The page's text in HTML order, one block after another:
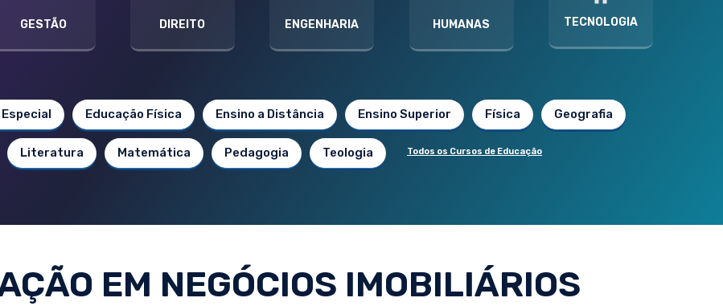
GESTÃO DIREITO ENGENHARIA HUMANAS TECNOLOGIA
Educação Física Ensino a Distância Ensino Superior Física Geografia
Literatura Matemática Pedagogia Teologia Todos os Cursos de Educação
EM NEGÓCIOS IMOBILIÁRIOS